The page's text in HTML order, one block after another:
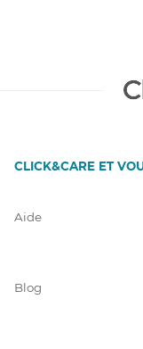
CLICK&CARE ET
Aide
Blog